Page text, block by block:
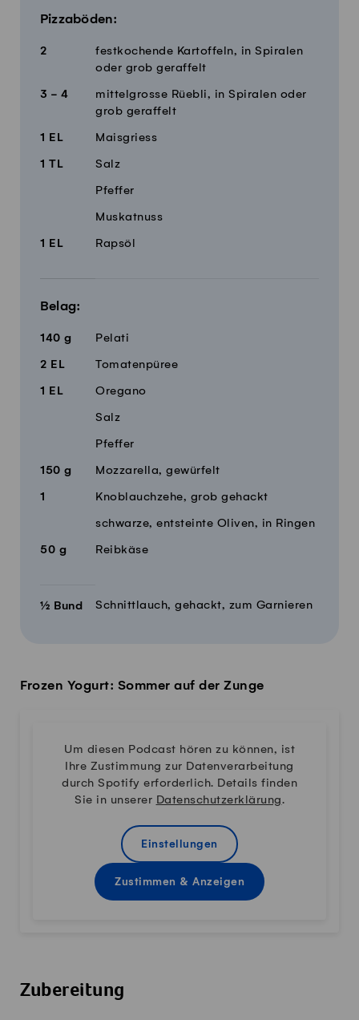
Pizzaböden:
2
festkochende Kartoffeln, in Spiralen
oder grob geraffelt
3 - 4
mittelgrosse Rüebli, in Spiralen oder
grob geraffelt
1 EL Maisgriess
1 TL Salz
Pfeffer
Muskatnuss
1 EL Rapsöl
Belag:
140 g Pelati
2 EL Tomatenpüree
1 EL Oregano
Salz
Pfeffer
150 g Mozzarella, gewürfelt
1 Knoblauchzehe, grob gehackt
schwarze, entsteinte Oliven, in Ringen
50 g Reibkäse
½ Bund Schnittlauch, gehackt, zum Garnieren
Frozen Yogurt: Sommer auf der Zunge
Um diesen Podcast hören zu können, ist
Ihre Zustimmung zur Datenverarbeitung
durch Spotify erforderlich. Details finden
Sie in unserer Datenschutzerklärung.
Einstellungen
Zustimmen & Anzeigen
Zubereitung